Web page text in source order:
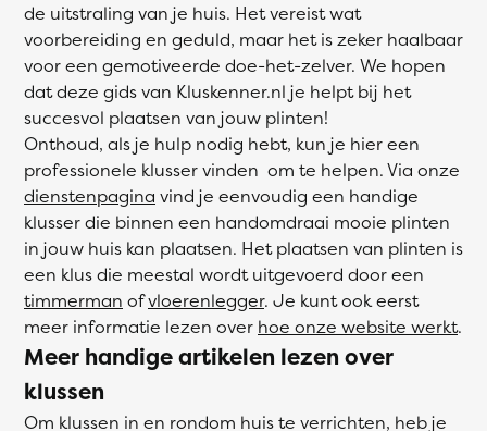
de uitstraling van je huis. Het vereist wat
voorbereiding en geduld, maar het is zeker haalbaar
voor een gemotiveerde doe-het-zelver. We hopen
dat deze gids van Kluskenner.nl je helpt bij het
succesvol plaatsen van jouw plinten!
Onthoud, als je hulp nodig hebt, kun je hier een
professionele klusser vinden om te helpen. Via onze
dienstenpagina vind je eenvoudig een handige
klusser die binnen een handomdraai mooie plinten
in jouw huis kan plaatsen. Het plaatsen van plinten is
een klus die meestal wordt uitgevoerd door een
timmerman ofvloerenlegger. Je kunt ook eerst
meer informatie lezen over hoe onze website werkt.
Meer handige artikelen lezen over
klussen
Om klussen in en rondom huis te verrichten, heb je